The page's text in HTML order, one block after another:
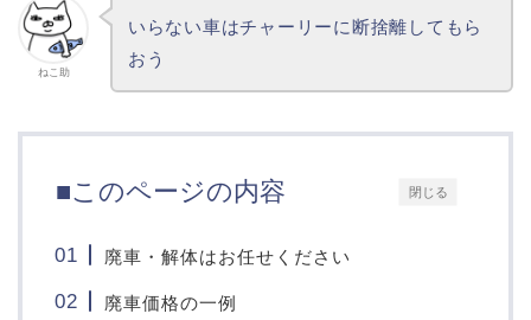
ねこ助
いらない車はチャーリーに断捨離してもら
おう
閉じる
■このページの内容
廃車・解体はお任せください
廃車価格の一例